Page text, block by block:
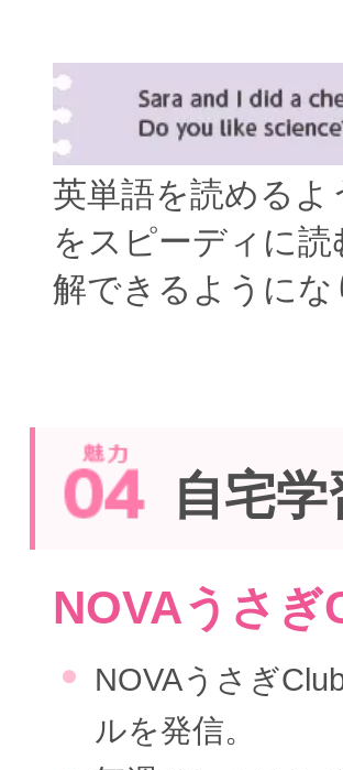
英単語を読める
をスピーディに
解できるようにな
自宅
NOVAうさぎ
NOVAうさぎ
ルを発信。